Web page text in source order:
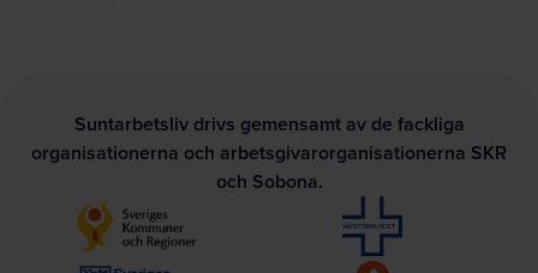
Suntarbetsliv drivs gemensamt av de fackliga
organisationerna och arbetsgivarorganisationerna SKR
och Sobona.